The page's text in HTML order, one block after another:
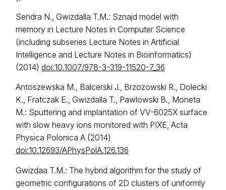
Sendra N., Gwizdalla T.M.: Sznajd model with
memory in Lecture Notes in Computer Science
(including subseries Lecture Notes in Artificial
Intelligence and Lecture Notes in Bioinformatics)
(2014)doi:10.1007/978-3-319-11520-7_36
Antoszewska M., Balcerski J., Brzozowski R., Dolecki
K., Fratczak E., Gwizdalla T., Pawlowski B., Moneta
M.: Sputtering and implantation of VV-6025X surface
with slow heavy ions monitored with PIXE, Acta
Physica Polonica A (2014)
doi:10.12693/APhysPolA.126.136
Gwizdaa T.M.: The hybrid algorithm for the study of
geometric configurations of 2D clusters of uniformly